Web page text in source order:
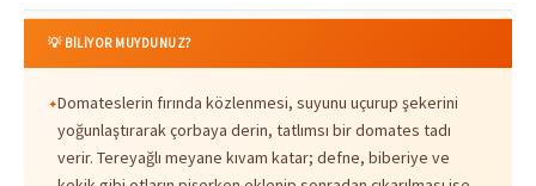
💡 BİLİYOR MUYDUNUZ?
Domateslerin fırında közlenmesi, suyunu uçurup şekerini
yoğunlaştırarak çorbaya derin, tatlımsı bir domates tadı
verir. Tereyağlı meyane kıvam katar; defne, biberiye ve